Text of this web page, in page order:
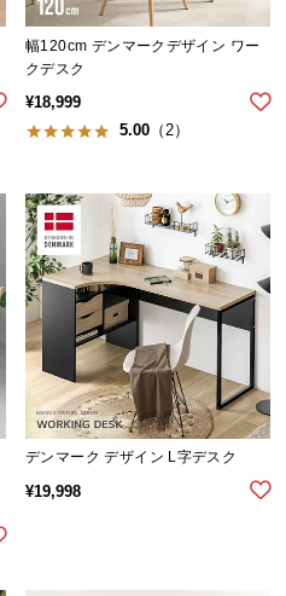
幅120cm デンマークデザイン ワー
クデスク
¥18,999
5.00 （2）
デンマーク デザイン L字デスク
¥19,998